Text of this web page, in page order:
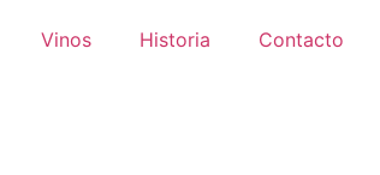
Vinos Historia Contacto